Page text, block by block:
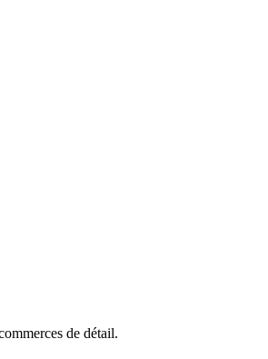
de détail.